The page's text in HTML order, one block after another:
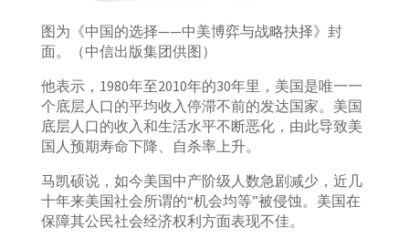
图为《中国的选择——中美博弈与战略抉择》封
面。（中信出版集团供图）
他表示，1980年至2010年的30年里，美国是唯一一
个底层人口的平均收入停滞不前的发达国家。美国
底层人口的收入和生活水平不断恶化，由此导致美
国人预期寿命下降、自杀率上升。
马凯硕说，如今美国中产阶级人数急剧减少，近几
十年来美国社会所谓的“机会均等”被侵蚀。美国在
保障其公民社会经济权利方面表现不佳。